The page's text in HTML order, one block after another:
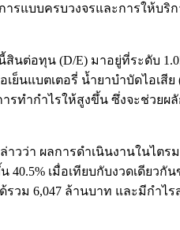
รแบบครบวงจรและการให้บริ
อทุน (D/E) มาอยู่ที่ระดับ 1.05
บตเตอรี่ น้ำยาบำบัดไอเสีย
ทำกำไรให้สูงขึ้น ซึ่งจะช่วยผลั
ว่า ผลการดำเนินงานในไตรม
40.5% เมื่อเทียบกับงวดเดียว
วม 6,047 ล้านบาท และมีกำไ